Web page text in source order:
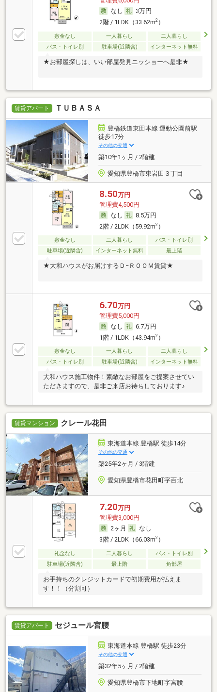
なし
3万円
2階 / 1LDK（33.62m2）
敷金なし 一人暮らし
二人暮らし
バス・トイレ別
駐車場(近隣含) インターネット無料
★お部屋探しは、いい部屋発見ニッショーへ是非★
賃貸アパート ＴＵＢＡＳＡ
豊橋鉄道東田本線 運動公園前駅
徒歩17分
その他の交通
築10年1ヶ月 / 2階建
愛知県豊橋市東岩田３丁目
8.50万円
管理費4,500円
なし
8.5万円
2階 / 2LDK（59.92m2）
敷金なし 二人暮らし
バス・トイレ別
駐車場(近隣含)
インターネット無料 最上階
★大和ハウスがお届けするＤ−ＲＯＯＭ賃貸★
6.70万円
管理費5,000円
なし
6.7万円
1階 / 1LDK（43.94m2）
敷金なし 一人暮らし
二人暮らし
バス・トイレ別
駐車場(近隣含) インターネット無料
大和ハウス施工物件！素敵なお部屋をご提案させてい
ただきますので、是非ご来店お待ちしております♪
賃貸マンション クレール花田
東海道本線 豊橋駅 徒歩14分
その他の交通
築25年2ヶ月 / 3階建
愛知県豊橋市花田町字百北
7.20万円
管理費3,000円
2ヶ月
なし
3階 / 2LDK（66.03m2）
礼金なし 二人暮らし
バス・トイレ別
駐車場(近隣含)
最上階 角部屋
お手持ちのクレジットカードで初期費用が払えま
す！！（分割可）
賃貸アパート セジュール宮腰
東海道本線 豊橋駅 徒歩23分
その他の交通
築32年5ヶ月 / 2階建
愛知県豊橋市下地町字宮腰